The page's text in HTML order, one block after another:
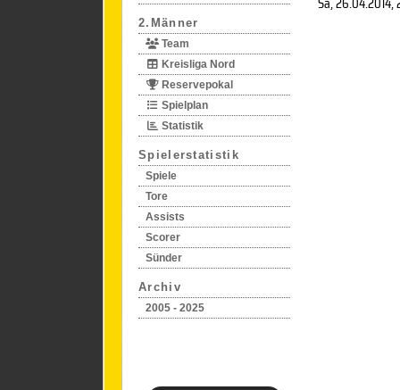
2.Männer
Team
Kreisliga Nord
Reservepokal
Spielplan
Statistik
Spielerstatistik
Spiele
Tore
Assists
Scorer
Sünder
Archiv
2005 - 2025